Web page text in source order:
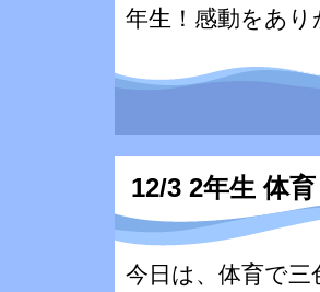
年生！感動をあり
12/3 2年生 体育
今日は、体育で